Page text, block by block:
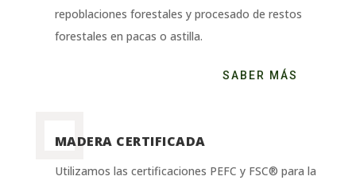
repoblaciones forestales y procesado de restos
forestales en pacas o astilla.
SABER MÁS
MADERA CERTIFICADA
Utilizamos las certificaciones PEFC y FSC® para la